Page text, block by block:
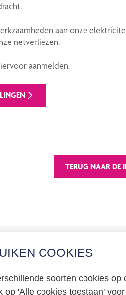
COOKIES
soorten cookies
op 'Alle cookies toestaan'
aan onze
netverliezen.
aanmelden.
TERUG NAAR DE